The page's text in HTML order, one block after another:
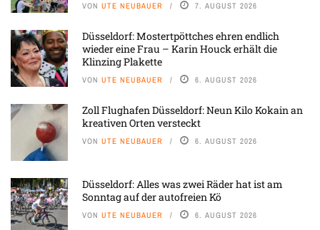
VON UTE NEUBAUER 7. AUGUST 2026
Düsseldorf: Mostertpöttches ehren endlich
wieder eine Frau – Karin Houck erhält die
Klinzing Plakette
VON UTE NEUBAUER 6. AUGUST 2026
Zoll Flughafen Düsseldorf: Neun Kilo Kokain an
kreativen Orten versteckt
VON UTE NEUBAUER 6. AUGUST 2026
Düsseldorf: Alles was zwei Räder hat ist am
Sonntag auf der autofreien Kö
VON UTE NEUBAUER 6. AUGUST 2026